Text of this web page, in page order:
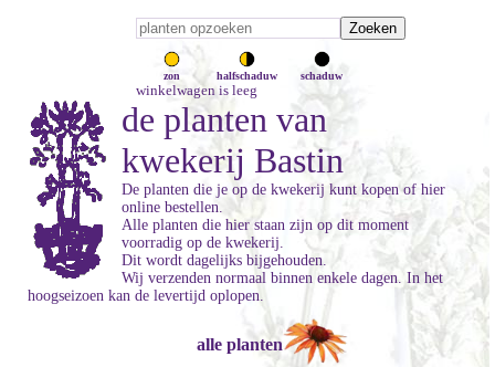
zon halfschaduw schaduw
winkelwagen is leeg
de planten van
kwekerij Bastin
De planten die je op de kwekerij kunt kopen of hier
online bestellen.
Alle planten die hier staan zijn op dit moment
voorradig op de kwekerij.
Dit wordt dagelijks bijgehouden.
Wij verzenden normaal binnen enkele dagen. In het
hoogseizoen kan de levertijd oplopen.
alle planten